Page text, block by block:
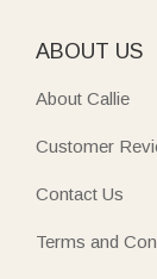
ABOUT US
About Callie
Customer
Contact Us
Terms and